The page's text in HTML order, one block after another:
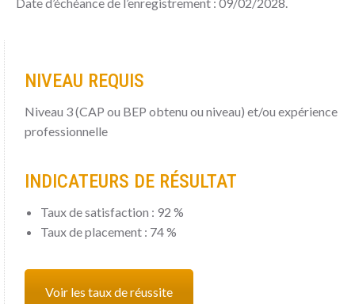
NIVEAU REQUIS
Niveau 3 (CAP ou BEP obtenu ou niveau) et/ou expérience
professionnelle
INDICATEURS DE RÉSULTAT
Taux de satisfaction : 92 %
Taux de placement : 74 %
Voir les taux de réussite